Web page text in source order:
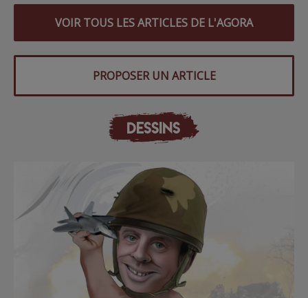
VOIR TOUS LES ARTICLES DE L'AGORA
PROPOSER UN ARTICLE
DESSINS